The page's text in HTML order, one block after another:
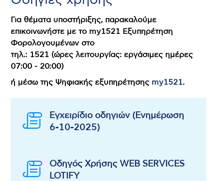
Για θέματα υποστήριξης, παρακαλούμε
επικοινωνήστε με το my1521 Εξυπηρέτηση
Φορολογουμένων στο
τηλ.: 1521 (ώρες λειτουργίας: εργάσιμες ημέρες
07:00 - 20:00)
ή μέσω της Ψηφιακής εξυπηρέτησης my1521.
Εγχειρίδιο oδηγιών (Ενημέρωση
6-10-2025)
Οδηγός Χρήσης WEB SERVICES
LOTIFY